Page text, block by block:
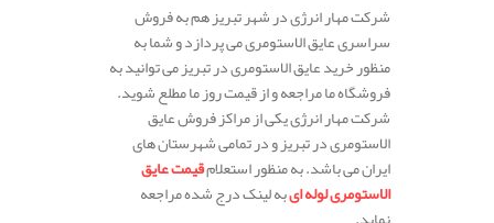
شرکت مهار انرژی در شهر تبریز هم به فروش
سراسری عایق الاستومری می پردازد و شما به
منظور خرید عایق الاستومری در تبریز می توانید به
فروشگاه ما مراجعه و از قیمت روز ما مطلع شوید.
شرکت مهار انرژی یکی از مراکز فروش عایق
الاستومری در تبریز و در تمامی شهرستان های
ایران می باشد. به منظور استعلامقیمت عایق
الاستومری لوله ایبه لینک درج شده مراجعه